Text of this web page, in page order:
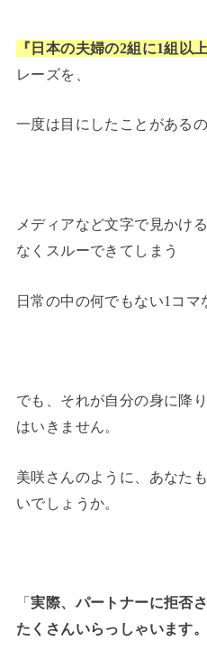
『日本の夫婦の2組に1組以
レーズを、
一度は目にしたことがある
メディアなど文字で見かけ
なくスルーできてしまう
日常の中の何でもない1コマ
でも、それが自分の身に降
はいきません。
美咲さんのように、あなた
いでしょうか。
「実際、パートナーに拒否
たくさんいらっしゃいます。